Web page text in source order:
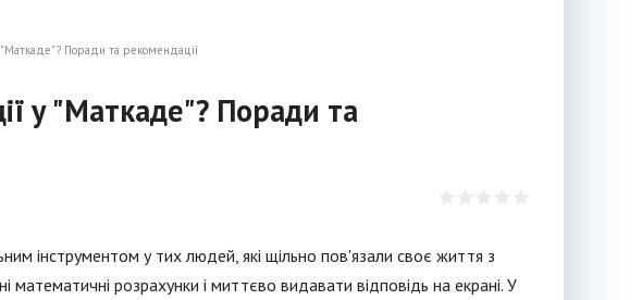
"Маткаде"? Поради та рекомендації
у "Маткаде"? Поради та
інструментом у тих людей, які щільно пов'язали своє життя з
розрахунки і миттєво видавати відповідь на екрані. У